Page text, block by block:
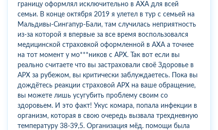
границу оформлял исключительно в АХА для всей
семьи. В конце октября 2019 я улетел в тур с семьей на
Мальдивы-Сингапур-Бали, там случилась неприятность
из-за которой я впервые за все время воспользовался
медицинской страховкой оформленной в АХА а точнее
на тот момент у мо***ников с АРХ. Так вот если вы
реально считаете что вы застраховали своё Здоровье в
АРХ за рубежом, вы критически заблуждаетесь. Пока вы
дождётесь реакции страховой АРХ на ваше обращение,
вы можете лишь усугубить проблему своим со
здоровьем. И это факт! Укус комара, попала инфекции в
организм, которая в свою очередь вызвала трехдневную
температуру 38-39,5. Организация мёд. помощи была